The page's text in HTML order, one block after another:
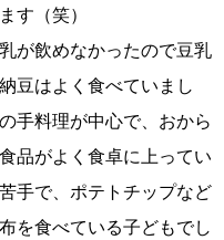
す（笑）
が飲めなかったので豆乳
豆はよく食べていまし
手料理が中心で、おから
品がよく食卓に上ってい
手で、ポテトチップなど
を食べている子どもでし